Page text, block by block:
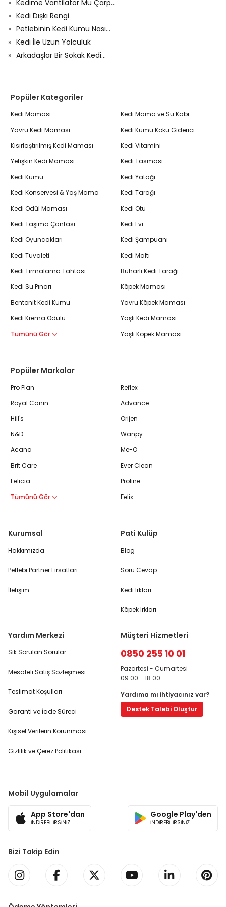
Kedime Vantilatör Mü Çarp...
Kedi Dışkı Rengi
Petlebinin Kedi Kumu Nası...
Kedi İle Uzun Yolculuk
Arkadaşlar Bir Sokak Kedi...
Popüler Kategoriler
Kedi Maması
Yavru Kedi Maması
Kısırlaştırılmış Kedi Maması
Yetişkin Kedi Maması
Kedi Kumu
Kedi Konservesi & Yaş Mama
Kedi Ödül Maması
Kedi Taşıma Çantası
Kedi Oyuncakları
Kedi Tuvaleti
Kedi Tırmalama Tahtası
Kedi Su Pınarı
Bentonit Kedi Kumu
Kedi Krema Ödülü
Tümünü Gör
Kedi Mama ve Su Kabı
Kedi Kumu Koku Giderici
Kedi Vitamini
Kedi Tasması
Kedi Yatağı
Kedi Tarağı
Kedi Otu
Kedi Evi
Kedi Şampuanı
Kedi Maltı
Buharlı Kedi Tarağı
Köpek Maması
Yavru Köpek Maması
Yaşlı Kedi Maması
Yaşlı Köpek Maması
Popüler Markalar
Pro Plan
Royal Canin
Hill's
N&D
Acana
Brit Care
Felicia
Tümünü Gör
Reflex
Advance
Orijen
Wanpy
Me-O
Ever Clean
Proline
Felix
Kurumsal
Hakkımızda
Petlebi Partner Fırsatları
İletişim
Pati Kulüp
Blog
Soru Cevap
Kedi Irkları
Köpek Irkları
Yardım Merkezi
Sık Sorulan Sorular
Mesafeli Satış Sözleşmesi
Teslimat Koşulları
Garanti ve İade Süreci
Kişisel Verilerin Korunması
Gizlilik ve Çerez Politikası
Müşteri Hizmetleri
0850 255 10 01
Pazartesi - Cumartesi
09:00 - 18:00
Yardıma mı ihtiyacınız var?
Destek Talebi Oluştur
Mobil Uygulamalar
App Store'dan
İNDİREBİLİRSİNİZ
Google Play'den
İNDİREBİLİRSİNİZ
Bizi Takip Edin